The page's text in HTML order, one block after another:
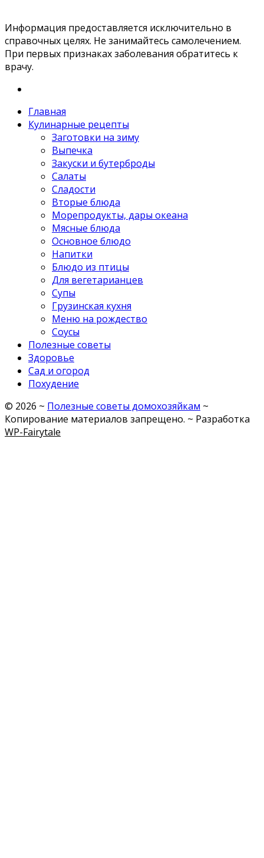
Информация предоставляется исключительно в
справочных целях. Не занимайтесь самолечением.
При первых признаках заболевания обратитесь к
врачу.
Главная
Кулинарные рецепты
Заготовки на зиму
Выпечка
Закуски и бутерброды
Салаты
Сладости
Вторые блюда
Морепродукты, дары океана
Мясные блюда
Основное блюдо
Напитки
Блюдо из птицы
Для вегетарианцев
Супы
Грузинская кухня
Меню на рождество
Соусы
Полезные советы
Здоровье
Сад и огород
Похудение
© 2026 ~ Полезные советы домохозяйкам ~
Копирование материалов запрещено. ~ Разработка
WP-Fairytale